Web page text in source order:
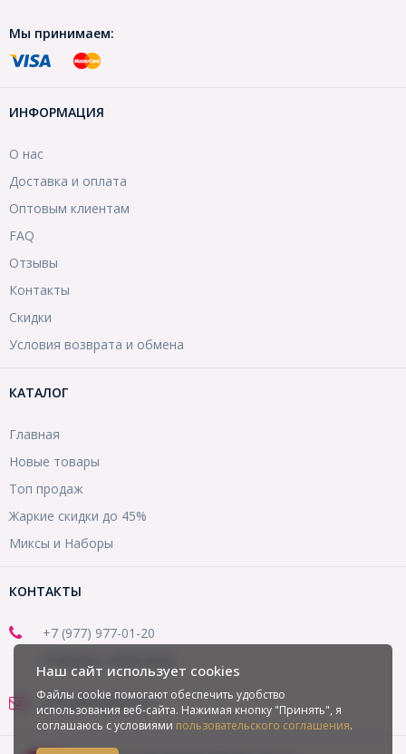
Мы принимаем:
ИНФОРМАЦИЯ
О нас
Доставка и оплата
Оптовым клиентам
FAQ
Отзывы
Контакты
Скидки
Условия возврата и обмена
КАТАЛОГ
Главная
Новые товары
Топ продаж
Жаркие скидки до 45%
Миксы и Наборы
КОНТАКТЫ
+7 (977) 977-01-20
office@mirbusin.ru
Наш сайт использует cookies
Файлы cookie помогают обеспечить удобство
использования веб-сайта. Нажимая кнопку "Принять", я
соглашаюсь с условиями пользовательского соглашения.